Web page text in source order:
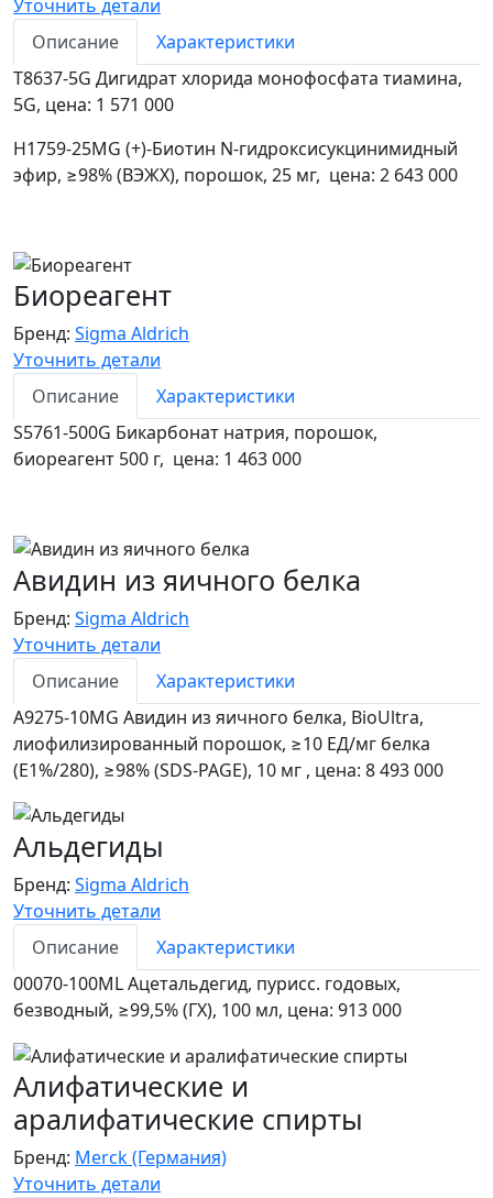
Уточнить детали
Описание
Характеристики
T8637-5G Дигидрат хлорида монофосфата тиамина,
5G, цена: 1 571 000
H1759-25MG (+)-Биотин N-гидроксисукцинимидный
эфир, ≥98% (ВЭЖХ), порошок, 25 мг, цена: 2 643 000
Биореагент
Бренд: Sigma Aldrich
Уточнить детали
Описание
Характеристики
S5761-500G Бикарбонат натрия, порошок,
биореагент 500 г, цена: 1 463 000
Авидин из яичного белка
Бренд: Sigma Aldrich
Уточнить детали
Описание
Характеристики
A9275-10MG Авидин из яичного белка, BioUltra,
лиофилизированный порошок, ≥10 ЕД/мг белка
(E1%/280), ≥98% (SDS-PAGE), 10 мг , цена: 8 493 000
Альдегиды
Бренд: Sigma Aldrich
Уточнить детали
Описание
Характеристики
00070-100ML Ацетальдегид, пурисс. годовых,
безводный, ≥99,5% (ГХ), 100 мл, цена: 913 000
Алифатические и
аралифатические спирты
Бренд: Merck (Германия)
Уточнить детали